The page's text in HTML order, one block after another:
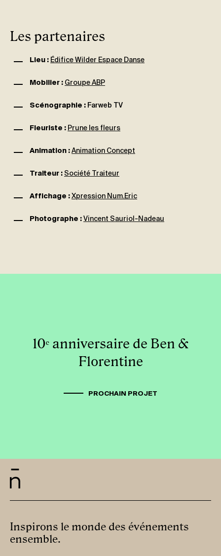
Les partenaires
Lieu : Édifice Wilder Espace Danse
Mobilier : Groupe ABP
Scénographie : Farweb TV
Fleuriste : Prune les fleurs
Animation : Animation Concept
Traiteur : Société Traiteur
Affichage : Xpression Num.Eric
Photographe : Vincent Sauriol-Nadeau
10ᵉ anniversaire de Ben &
Florentine
PROCHAIN PROJET
Inspirons le monde des événements
ensemble.